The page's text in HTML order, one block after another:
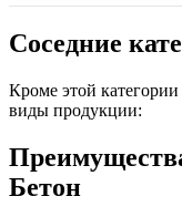
Соседние
Кроме этой
виды продукции:
Бетон